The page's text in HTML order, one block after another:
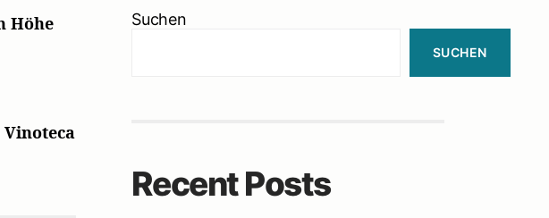
Höhe
Vinoteca
Suchen
SUCHEN
Recent Posts